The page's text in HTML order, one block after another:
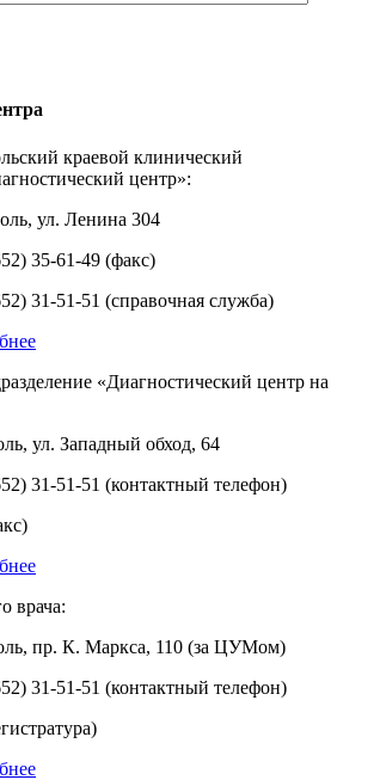
краевой клинический
центр»:
ул. Ленина 304
35-61-49 (факс)
31-51-51 (справочная служба)
«Диагностический центр на
ул. Западный обход, 64
31-51-51 (контактный телефон)
врача:
пр. К. Маркса, 110 (за ЦУМом)
31-51-51 (контактный телефон)